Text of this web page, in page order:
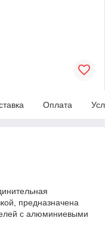
Оплата
предназначена
с алюминиевыми